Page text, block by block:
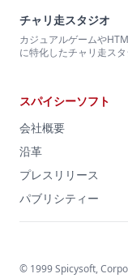
チャリ走スタジオ
カジュアルゲームや
に特化したチャリ走ス
スパイシーソフト
会社概要
沿革
プレスリリース
パブリシティー
© 1999 Spicysoft,